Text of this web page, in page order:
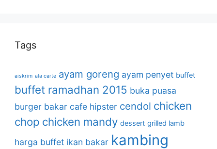
Tags
aiskrim ala carte ayam goreng ayam penyet buffet
buffet ramadhan 2015 buka puasa
burger bakar cafe hipster cendol chicken
chop chicken mandy dessert grilled lamb
harga buffet ikan bakar kambing